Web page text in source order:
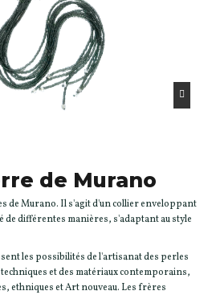
de Murano
de Murano. Il s'agit d'un collier enveloppant
différentes manières, s'adaptant au style
les possibilités de l'artisanat des perles
et des matériaux contemporains,
ethniques et Art nouveau. Les frères